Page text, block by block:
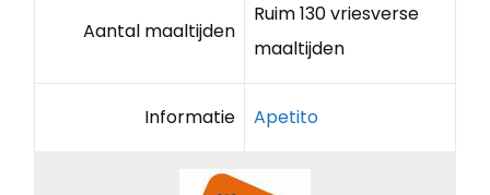
Aantal maaltijden
Ruim 130 vriesverse
maaltijden
Informatie Apetito